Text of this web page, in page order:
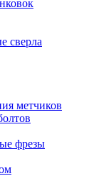
сверла
метчиков
фрезы